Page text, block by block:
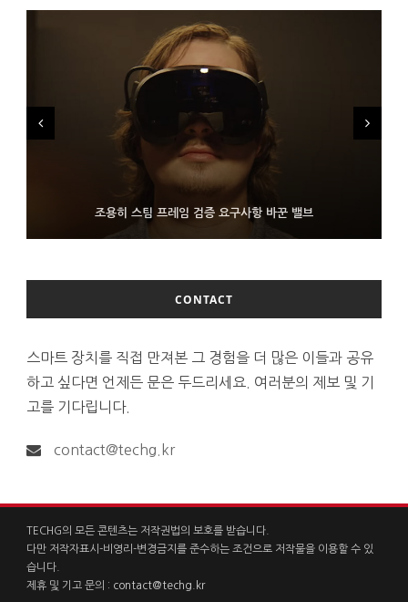
조용히 스팀 프레임 검증 요구사항 바꾼 밸브
9월 4일부터 서비스 접는 안드로이드 장치용 구글 어시스턴트
보인 삼성전자
CONTACT
스마트 장치를 직접 만져본 그 경험을 더 많은 이들과 공유
하고 싶다면 언제든 문은 두드리세요. 여러분의 제보 및 기
고를 기다립니다.
contact@techg.kr
TECHG의 모든 콘텐츠는 저작권법의 보호를 받습니다.
다만 저작자표시-비영리-변경금지를 준수하는 조건으로 저작물을 이용할 수 있
습니다.
제휴 및 기고 문의 : contact@techg.kr